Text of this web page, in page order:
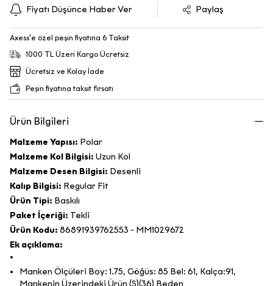
Fiyatı Düşünce Haber Ver Paylaş
Axess'e özel peşin fiyatına 6 Taksit
1000 TL Üzeri Kargo Ücretsiz
Ücretsiz ve Kolay İade
Peşin fiyatına taksit fırsatı
Ürün Bilgileri
Malzeme Yapısı: Polar
Malzeme Kol Bilgisi: Uzun Kol
Malzeme Desen Bilgisi: Desenli
Kalıp Bilgisi: Regular Fit
Ürün Tipi: Baskılı
Paket İçeriği: Tekli
Ürün Kodu: 86891939762553 - MM1029672
Ek açıklama:
Manken Ölçüleri Boy: 1.75, Göğüs: 85 Bel: 61, Kalça:91,
Mankenin Üzerindeki Ürün (S)(36) Beden